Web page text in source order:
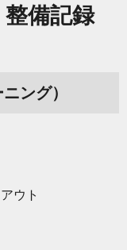
備記録
ング）
ウト